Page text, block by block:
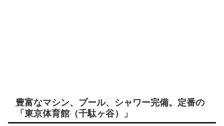
豊富なマシン、プール、シャワー完備。定番の
「東京体育館（千駄ヶ谷）」